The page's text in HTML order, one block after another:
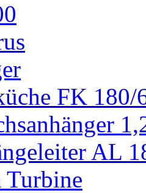
FK 180/
AL
Turbine